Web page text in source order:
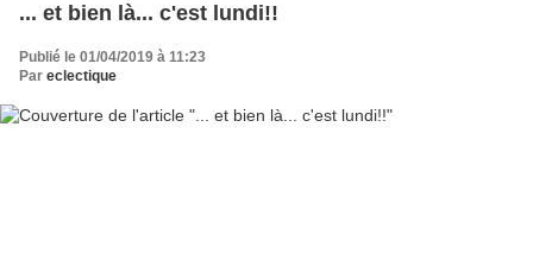
... et bien là... c'est lundi!!
Publié le 01/04/2019 à 11:23
Par eclectique